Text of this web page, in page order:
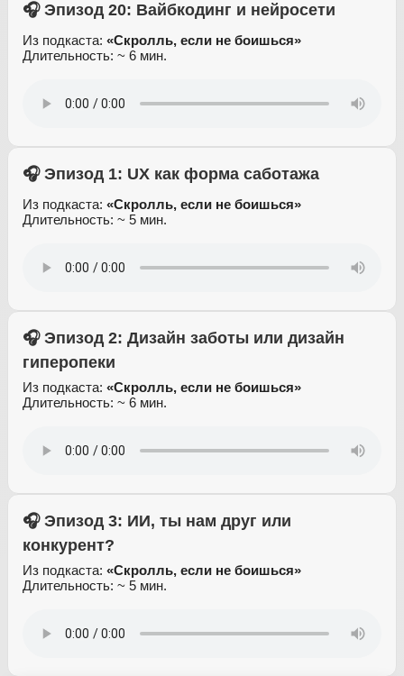
🎧 Эпизод 20: Вайбкодинг и нейросети
Из подкаста: «Скролль, если не боишься»
Длительность: ~ 6 мин.
🎧 Эпизод 1: UX как форма саботажа
Из подкаста: «Скролль, если не боишься»
Длительность: ~ 5 мин.
🎧 Эпизод 2: Дизайн заботы или дизайн
гиперопеки
Из подкаста: «Скролль, если не боишься»
Длительность: ~ 6 мин.
🎧 Эпизод 3: ИИ, ты нам друг или
конкурент?
Из подкаста: «Скролль, если не боишься»
Длительность: ~ 5 мин.